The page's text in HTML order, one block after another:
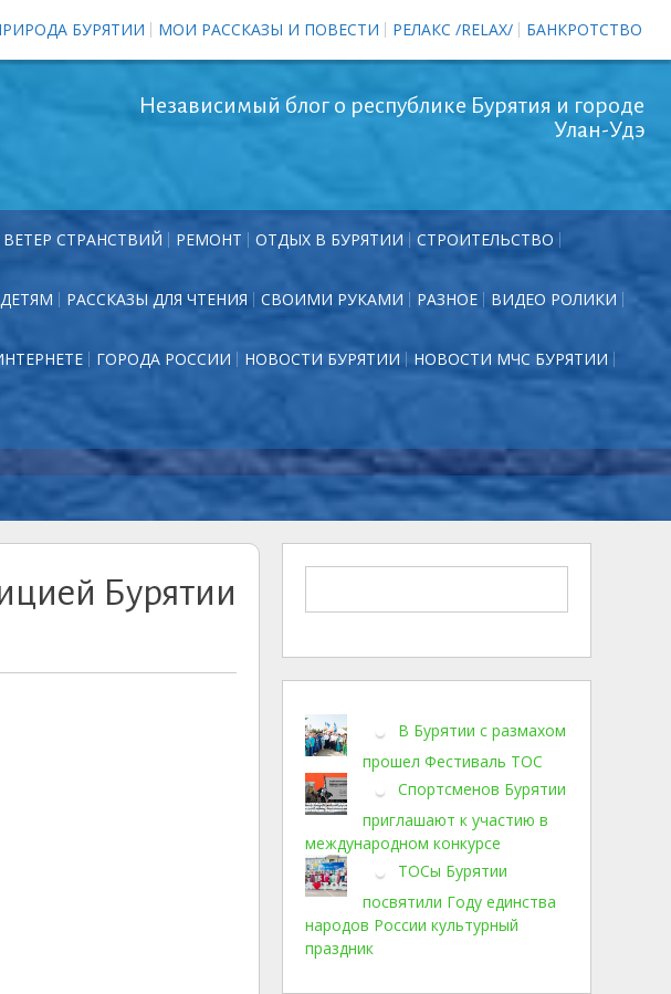
БУРЯТИИ МОИ РАССКАЗЫ И ПОВЕСТИ РЕЛАКС /RELAX/ БАНКРОТСТВО
Независимый блог о республике Бурятия и городе
Улан-Удэ
ВЕТЕР СТРАНСТВИЙ РЕМОНТ ОТДЫХ В БУРЯТИИ СТРОИТЕЛЬСТВО
ДЕТЯМ РАССКАЗЫ ДЛЯ ЧТЕНИЯ СВОИМИ РУКАМИ РАЗНОЕ ВИДЕО РОЛИКИ
ГОРОДА РОССИИ НОВОСТИ БУРЯТИИ НОВОСТИ МЧС БУРЯТИИ
Бурятии
В Бурятии с размахом
прошел Фестиваль ТОС
Спортсменов Бурятии
приглашают к участию в
международном конкурсе
ТОСы Бурятии
посвятили Году единства
народов России культурный
праздник